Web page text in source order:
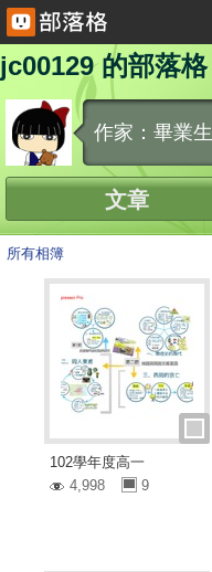
jc00129 的部落格
作家：畢業生
文章
所有相簿
102學年度高一
4,998
9